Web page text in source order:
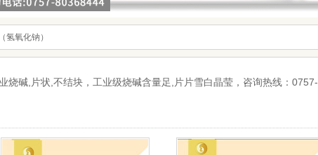
氢氧化钠）
碱,片状,不结块，工业级烧碱含量足,片片雪白晶莹，咨询热线：0757-